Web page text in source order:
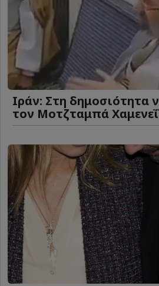
Ιράν: Στη δημοσιότητα
τον Μοτζταμπά Χαμενεΐ